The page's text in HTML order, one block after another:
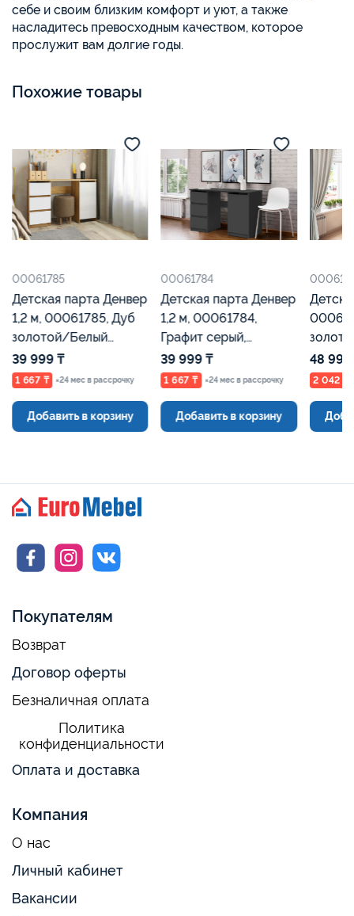
себе и своим близким комфорт и уют, а также
насладитесь превосходным качеством, которое
прослужит вам долгие годы.
Похожие товары
00061785
Детская парта Денвер
1,2 м, 00061785, Дуб
золотой/Белый
Шагрень, Евромебель
39 999 ₸
1 667 ₸ ×24 мес в рассрочку
Добавить в корзину
00061784
Детская парта Денвер
1,2 м, 00061784,
Графит серый,
Евромебель
39 999 ₸
1 667 ₸ ×24 мес в рассрочку
Добавить в корзину
48
2 042 ₸
Покупателям
Возврат
Договор оферты
Безналичная оплата
Политика
конфиденциальности
Оплата и доставка
Компания
О нас
Личный кабинет
Вакансии